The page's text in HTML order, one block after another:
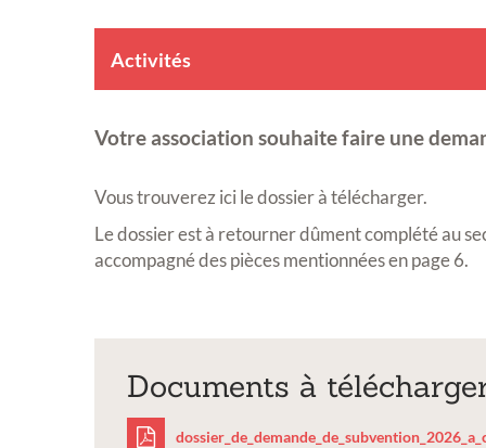
Activités
Votre association souhaite faire une
Vous trouverez ici le dossier à télécharger.
Le dossier est à retourner dûment complété au
accompagné des pièces mentionnées en page 6.
Documents à